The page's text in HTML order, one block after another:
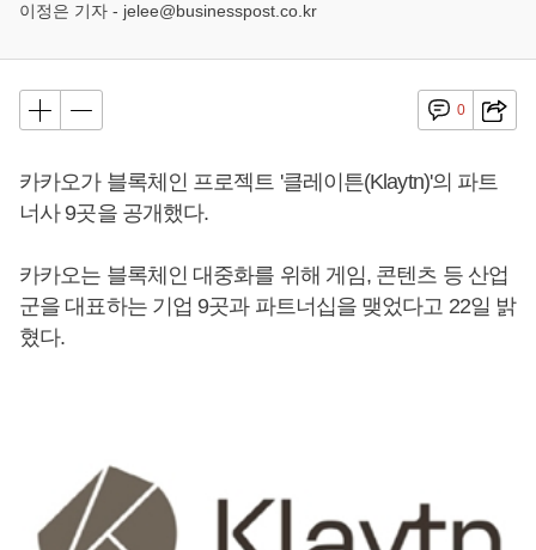
이정은 기자 - jelee@businesspost.co.kr
0
카카오가 블록체인 프로젝트 '클레이튼(Klaytn)'의 파트
너사 9곳을 공개했다.
카카오는 블록체인 대중화를 위해 게임, 콘텐츠 등 산업
군을 대표하는 기업 9곳과 파트너십을 맺었다고 22일 밝
혔다.